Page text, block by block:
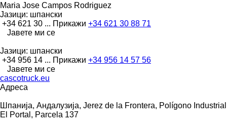
Maria Jose Campos Rodriguez
Јазици: шпански
+34 621 30 ... Прикажи +34 621 30 88 71
Јавете ми се
Јазици: шпански
+34 956 14 ... Прикажи +34 956 14 57 56
Јавете ми се
cascotruck.eu
Адреса
Шпанија, Андалузија, Jerez de la Frontera, Polígono Industrial
El Portal, Parcela 137